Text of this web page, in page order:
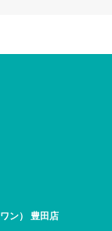
ン） 豊田店